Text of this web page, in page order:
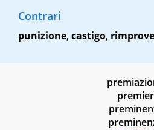
Contrari
punizione, castigo,
premier